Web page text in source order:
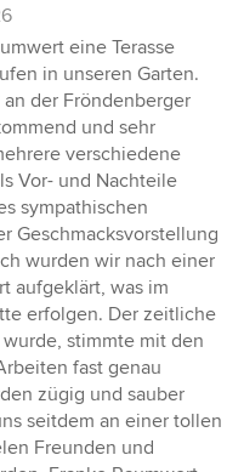
eine Terasse
in unseren Garten.
an der Fröndenberger
und sehr
verschiedene
Vor- und Nachteile
sympathischen
Geschmacksvorstellung
wurden wir nach einer
aufgeklärt, was im
erfolgen. Der zeitliche
stimmte mit den
fast genau
zügig und sauber
seitdem an einer tollen
Freunden und